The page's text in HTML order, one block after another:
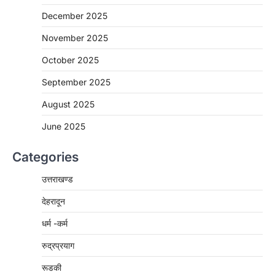
December 2025
November 2025
October 2025
September 2025
August 2025
June 2025
Categories
उत्तराखण्ड
देहरादून
धर्म -कर्म
रुद्रप्रयाग
रूडकी